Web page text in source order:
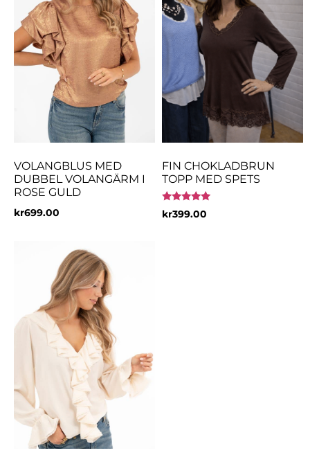
VOLANGBLUS MED
DUBBEL VOLANGÄRM I
ROSE GULD
kr699.00
FIN CHOKLADBRUN
TOPP MED SPETS
Betygsatt
5.00
kr399.00